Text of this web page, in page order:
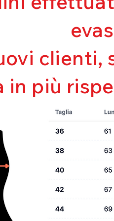
clienti,
in più